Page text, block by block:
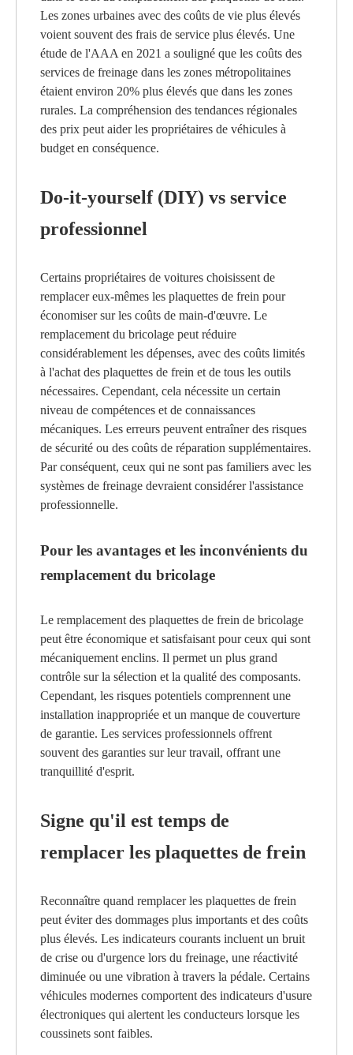
Les zones urbaines avec des coûts de vie plus élevés
voient souvent des frais de service plus élevés. Une
étude de l'AAA en 2021 a souligné que les coûts des
services de freinage dans les zones métropolitaines
étaient environ 20% plus élevés que dans les zones
rurales. La compréhension des tendances régionales
des prix peut aider les propriétaires de véhicules à
budget en conséquence.
Do-it-yourself (DIY) vs service
professionnel
Certains propriétaires de voitures choisissent de
remplacer eux-mêmes les plaquettes de frein pour
économiser sur les coûts de main-d'œuvre. Le
remplacement du bricolage peut réduire
considérablement les dépenses, avec des coûts limités
à l'achat des plaquettes de frein et de tous les outils
nécessaires. Cependant, cela nécessite un certain
niveau de compétences et de connaissances
mécaniques. Les erreurs peuvent entraîner des risques
de sécurité ou des coûts de réparation supplémentaires.
Par conséquent, ceux qui ne sont pas familiers avec les
systèmes de freinage devraient considérer l'assistance
professionnelle.
Pour les avantages et les inconvénients du
remplacement du bricolage
Le remplacement des plaquettes de frein de bricolage
peut être économique et satisfaisant pour ceux qui sont
mécaniquement enclins. Il permet un plus grand
contrôle sur la sélection et la qualité des composants.
Cependant, les risques potentiels comprennent une
installation inappropriée et un manque de couverture
de garantie. Les services professionnels offrent
souvent des garanties sur leur travail, offrant une
tranquillité d'esprit.
Signe qu'il est temps de
remplacer les plaquettes de frein
Reconnaître quand remplacer les plaquettes de frein
peut éviter des dommages plus importants et des coûts
plus élevés. Les indicateurs courants incluent un bruit
de crise ou d'urgence lors du freinage, une réactivité
diminuée ou une vibration à travers la pédale. Certains
véhicules modernes comportent des indicateurs d'usure
électroniques qui alertent les conducteurs lorsque les
coussinets sont faibles.